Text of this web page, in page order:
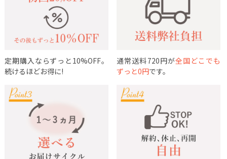
定期購入ならずっと10%OFF。
続けるほどお得に!
通常送料720円が全国どこでも
ずっと0円です。